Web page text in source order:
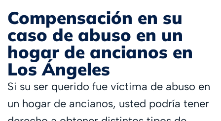
Compensación en su
caso de abuso en un
hogar de ancianos en
Los Ángeles
Si su ser querido fue víctima de abuso en
un hogar de ancianos, usted podría tener